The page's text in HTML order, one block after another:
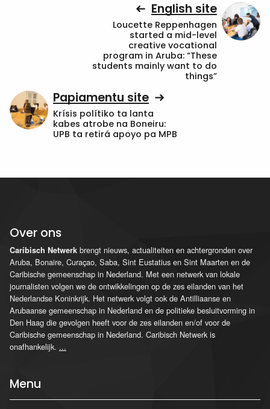
English site
Loucette Reppenhagen
started a mid-level
creative vocational
program in Aruba: “These
students mainly want to do
things”
Papiamentu site
Krísis polítiko ta lanta
kabes atrobe na Boneiru:
UPB ta retirá apoyo pa MPB
Over ons
Caribisch Netwerk brengt nieuws, actualiteiten en achtergronden over
Aruba, Bonaire, Curaçao, Saba, Sint Eustatius en Sint Maarten en de
Caribische gemeenschap in Nederland. Met een netwerk van lokale
journalisten volgen we de ontwikkelingen op de zes eilanden van het
Nederlandse Koninkrijk. Het netwerk volgt ook de Antilliaanse en
Arubaanse gemeenschap in Nederland en de politieke besluitvorming in
Den Haag die gevolgen heeft voor de zes eilanden en/of voor de
Caribische gemeenschap in Nederland. Caribisch Netwerk is
onafhankelijk. ...
Menu